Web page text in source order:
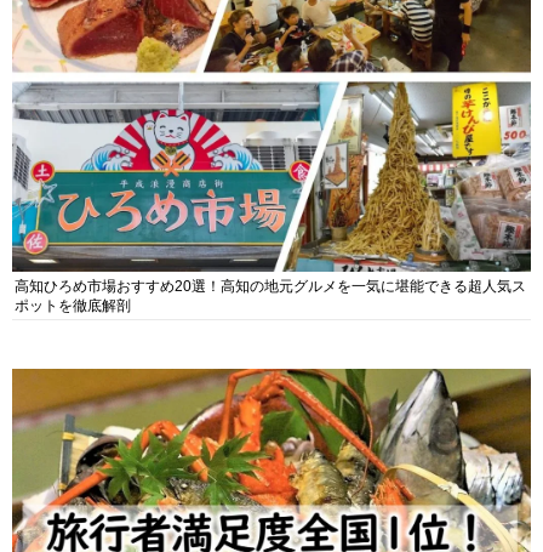
高知ひろめ市場おすすめ20選！高知の地元グルメを一気に堪能できる超人気ス
ポットを徹底解剖